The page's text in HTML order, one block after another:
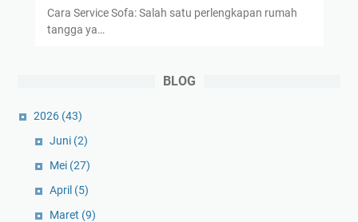
Cara Service Sofa: Salah satu perlengkapan rumah
tangga ya…
BLOG
2026 (43)
Juni (2)
Mei (27)
April (5)
Maret (9)